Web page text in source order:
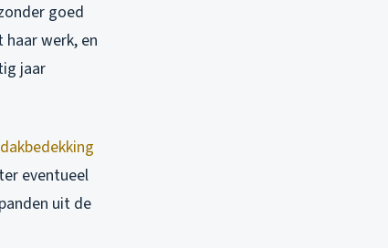
goed
werk, en
jaar
dakbedekking
eventueel
uit de